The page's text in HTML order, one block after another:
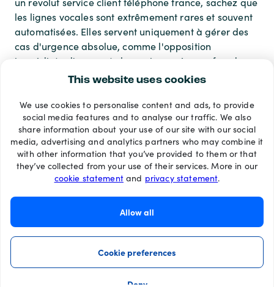
This website uses cookies
We use cookies to personalise content and ads, to provide
social media features and to analyse our traffic. We also
share information about your use of our site with our social
media, advertising and analytics partners who may combine it
with other information that you’ve provided to them or that
they’ve collected from your use of their services. More in our
cookie statementand privacy statement.
Allow all
Cookie preferences
Deny
les lignes vocales sont extrêmement rares et souvent
automatisées. Elles servent uniquement à gérer des
cas d'urgence absolue, comme l'opposition
immédiate d'une carte bancaire après une fraude ou
un vol caractérisé.
Modes de paiement
©2026 Recharge.com